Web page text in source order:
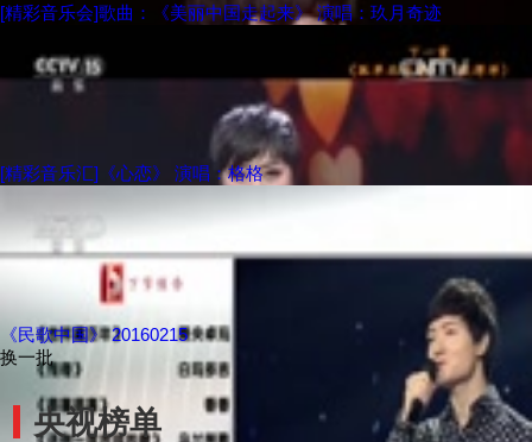
[精彩音乐会]歌曲：《美丽中国走起来》 演唱：玖月奇迹
[精彩音乐汇]《心恋》 演唱：格格
《民歌中国》 20160215
换一批
央视榜单